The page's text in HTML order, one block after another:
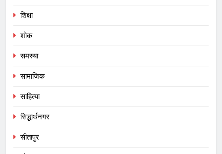
शिक्षा
शोक
समस्या
सामाजिक
साहित्या
सिद्धार्थनगर
सीतापुर